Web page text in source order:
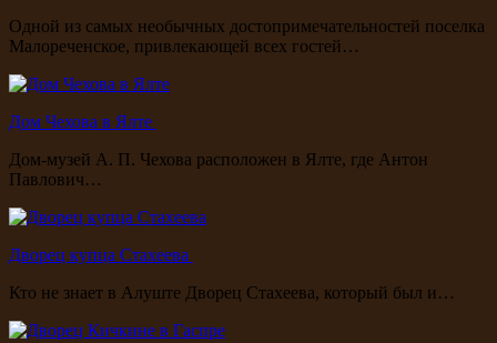
Одной из самых необычных достопримечательностей поселка
Малореченское, привлекающей всех гостей…
Дом Чехова в Ялте
Дом-музей А. П. Чехова расположен в Ялте, где Антон
Павлович…
Дворец купца Стахеева
Кто не знает в Алуште Дворец Стахеева, который был и…